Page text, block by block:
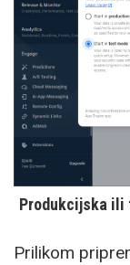
Produkcijska ili
Prilikom